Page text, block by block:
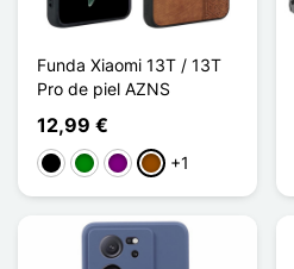
Funda Xiaomi 13T / 13T
Pro de piel AZNS
12,99 €
NegroVerdePúrpuraMarrón
+1